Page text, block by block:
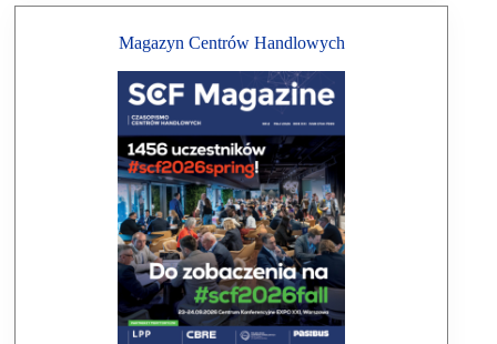
Magazyn Centrów Handlowych